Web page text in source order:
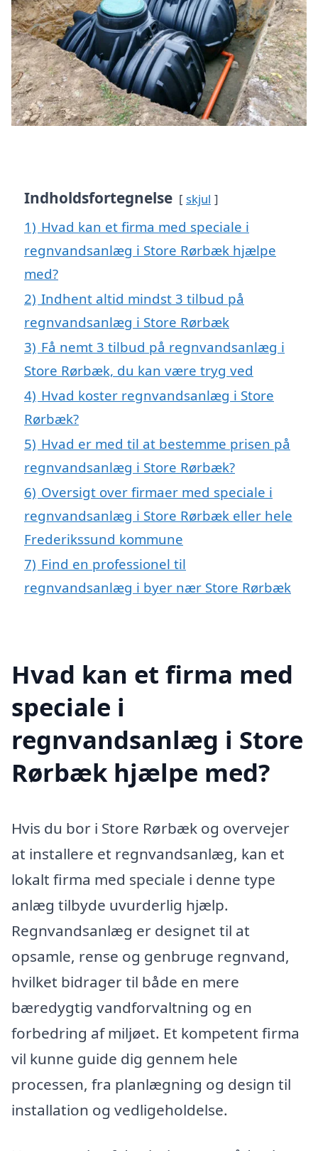
Indholdsfortegnelse skjul
1) Hvad kan et firma med speciale i
regnvandsanlæg i Store Rørbæk hjælpe
med?
2) Indhent altid mindst 3 tilbud på
regnvandsanlæg i Store Rørbæk
3) Få nemt 3 tilbud på regnvandsanlæg i
Store Rørbæk, du kan være tryg ved
4) Hvad koster regnvandsanlæg i Store
Rørbæk?
5) Hvad er med til at bestemme prisen på
regnvandsanlæg i Store Rørbæk?
6) Oversigt over firmaer med speciale i
regnvandsanlæg i Store Rørbæk eller hele
Frederikssund kommune
7) Find en professionel til
regnvandsanlæg i byer nær Store Rørbæk
Hvad kan et firma med
speciale i
regnvandsanlæg i Store
Rørbæk hjælpe med?
Hvis du bor i Store Rørbæk og overvejer
at installere et regnvandsanlæg, kan et
lokalt firma med speciale i denne type
anlæg tilbyde uvurderlig hjælp.
Regnvandsanlæg er designet til at
opsamle, rense og genbruge regnvand,
hvilket bidrager til både en mere
bæredygtig vandforvaltning og en
forbedring af miljøet. Et kompetent firma
vil kunne guide dig gennem hele
processen, fra planlægning og design til
installation og vedligeholdelse.